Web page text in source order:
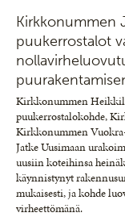
Kirkkonummen
puukerrostalot
Kirkkonummen
puukerrostalokohde,
Kirkkonummen
Jatke Uusimaan
uusiin koteihinsa
käynnistynyt
mukaisesti, ja kohde
virheettömänä.